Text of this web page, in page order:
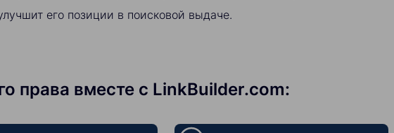
его позиции в поисковой выдаче.
права вместе с LinkBuilder.com: